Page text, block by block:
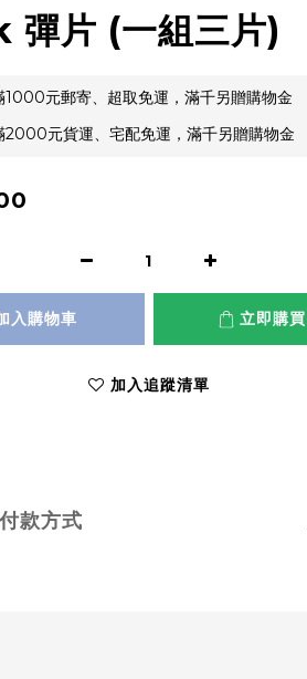
彈片 (一組三片)
1000元郵寄、超取免運，滿千另贈購物金
2000元貨運、宅配免運，滿千另贈購物金
入購物車 立即購買
加入追蹤清單
款方式